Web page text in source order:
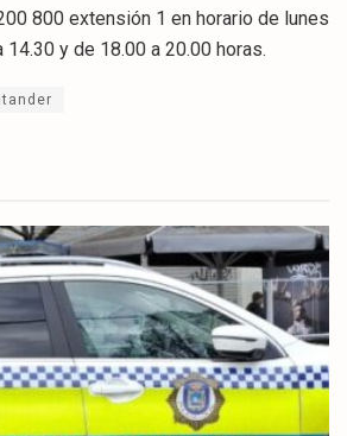
800 extensión 1 en horario de lunes
y de 18.00 a 20.00 horas.